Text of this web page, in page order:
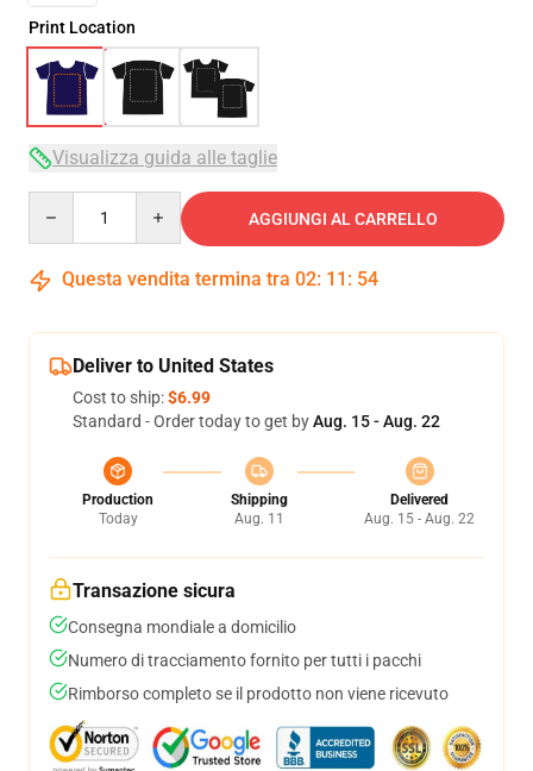
Print Location
Visualizza guida alle taglie
AGGIUNGI AL CARRELLO
Questa vendita termina tra 02: 11 : 53
Deliver to United States
Cost to ship:$6.99
Standard - Order today to get byAug. 15 - Aug. 22
Production
Today
Shipping
Aug. 11
Delivered
Aug. 15 - Aug. 22
Transazione sicura
Consegna mondiale a domicilio
Numero di tracciamento fornito per tutti i pacchi
Rimborso completo se il prodotto non viene ricevuto